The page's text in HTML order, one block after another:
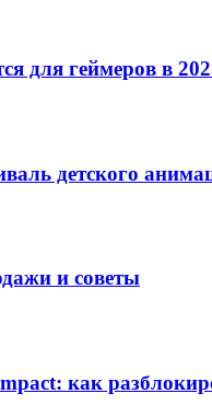
для геймеров в
детского
и советы
как